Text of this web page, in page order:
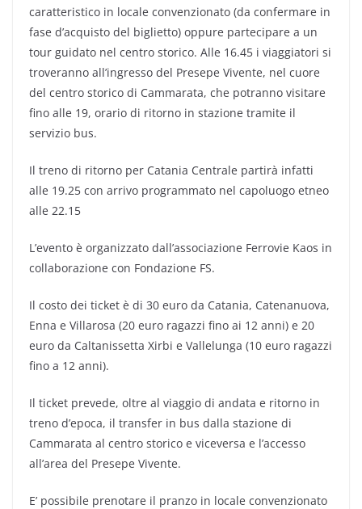
caratteristico in locale convenzionato (da confermare in
fase d’acquisto del biglietto) oppure partecipare a un
tour guidato nel centro storico. Alle 16.45 i viaggiatori si
troveranno all’ingresso del Presepe Vivente, nel cuore
del centro storico di Cammarata, che potranno visitare
fino alle 19, orario di ritorno in stazione tramite il
servizio bus.
Il treno di ritorno per Catania Centrale partirà infatti
alle 19.25 con arrivo programmato nel capoluogo etneo
alle 22.15
L’evento è organizzato dall’associazione Ferrovie Kaos in
collaborazione con Fondazione FS.
Il costo dei ticket è di 30 euro da Catania, Catenanuova,
Enna e Villarosa (20 euro ragazzi fino ai 12 anni) e 20
euro da Caltanissetta Xirbi e Vallelunga (10 euro ragazzi
fino a 12 anni).
Il ticket prevede, oltre al viaggio di andata e ritorno in
treno d’epoca, il transfer in bus dalla stazione di
Cammarata al centro storico e viceversa e l’accesso
all’area del Presepe Vivente.
E’ possibile prenotare il pranzo in locale convenzionato